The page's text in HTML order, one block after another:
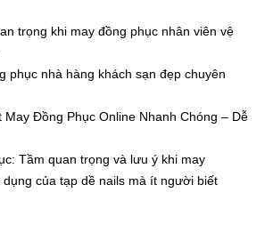
trọng khi may đồng phục nhân viên vệ
phục nhà hàng khách sạn đẹp chuyên
Đồng Phục Online Nhanh Chóng – Dễ
Tầm quan trọng và lưu ý khi may
của tạp dề nails mà ít người biết